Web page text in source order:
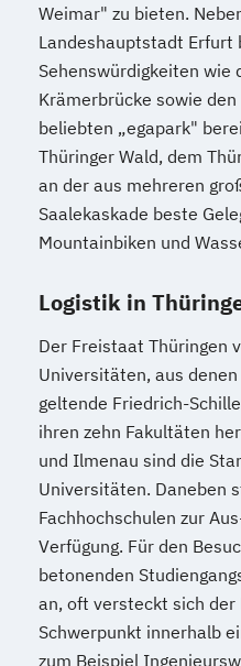
Weimar" zu bieten.
Landeshauptstadt
Sehenswürdigkeiten wie
Krämerbrücke sowie
beliebten „egapark"
Thüringer Wald, dem
an der aus mehreren
Saalekaskade beste
Mountainbiken und
Logistik in
Der Freistaat Thüringen
Universitäten, aus
geltende Friedrich-
ihren zehn Fakultäten
und Ilmenau sind die
Universitäten. Daneben
Fachhochschulen zur
Verfügung. Für den
betonenden
an, oft versteckt sich der
Schwerpunkt innerhalb
zum Beispiel